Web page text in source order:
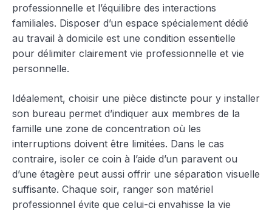
professionnelle et l’équilibre des interactions
familiales. Disposer d’un espace spécialement dédié
au travail à domicile est une condition essentielle
pour délimiter clairement vie professionnelle et vie
personnelle.
Idéalement, choisir une pièce distincte pour y installer
son bureau permet d’indiquer aux membres de la
famille une zone de concentration où les
interruptions doivent être limitées. Dans le cas
contraire, isoler ce coin à l’aide d’un paravent ou
d’une étagère peut aussi offrir une séparation visuelle
suffisante. Chaque soir, ranger son matériel
professionnel évite que celui-ci envahisse la vie